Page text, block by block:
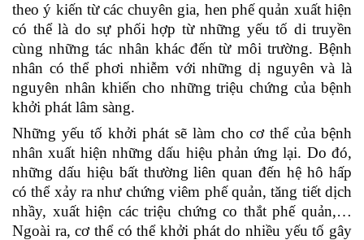
theo ý kiến từ các chuyên gia, hen phế quản xuất hiện
có thể là do sự phối hợp từ những yếu tố di truyền
cùng những tác nhân khác đến từ môi trường. Bệnh
nhân có thể phơi nhiễm với những dị nguyên và là
nguyên nhân khiến cho những triệu chứng của bệnh
khởi phát lâm sàng.
Những yếu tố khởi phát sẽ làm cho cơ thể của bệnh
nhân xuất hiện những dấu hiệu phản ứng lại. Do đó,
những dấu hiệu bất thường liên quan đến hệ hô hấp
có thể xảy ra như chứng viêm phế quản, tăng tiết dịch
nhầy, xuất hiện các triệu chứng co thắt phế quản,…
Ngoài ra, cơ thể có thể khởi phát do nhiều yếu tố gây